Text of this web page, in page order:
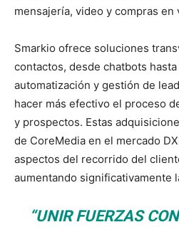
mensajería, video y compras en
Smarkio ofrece soluciones
contactos, desde chatbots
automatización y gestión de
hacer más efectivo el proceso
y prospectos. Estas
de CoreMedia en el mercado
aspectos del recorrido del
aumentando significativamente
“UNIR FUERZAS